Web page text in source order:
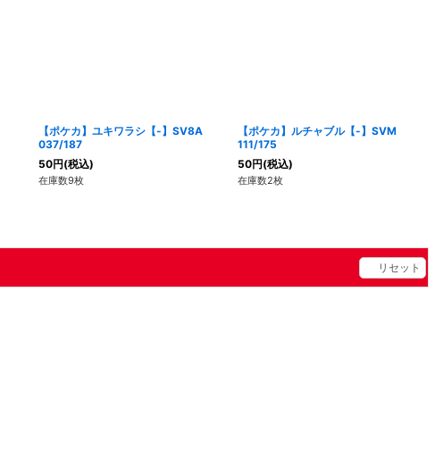
【ポケカ】ユキワラシ【-】SV8A
037/187
50円(税込)
在庫数9枚
【ポケカ】ルチャブル【-】SVM
111/175
50円(税込)
在庫数2枚
リセット